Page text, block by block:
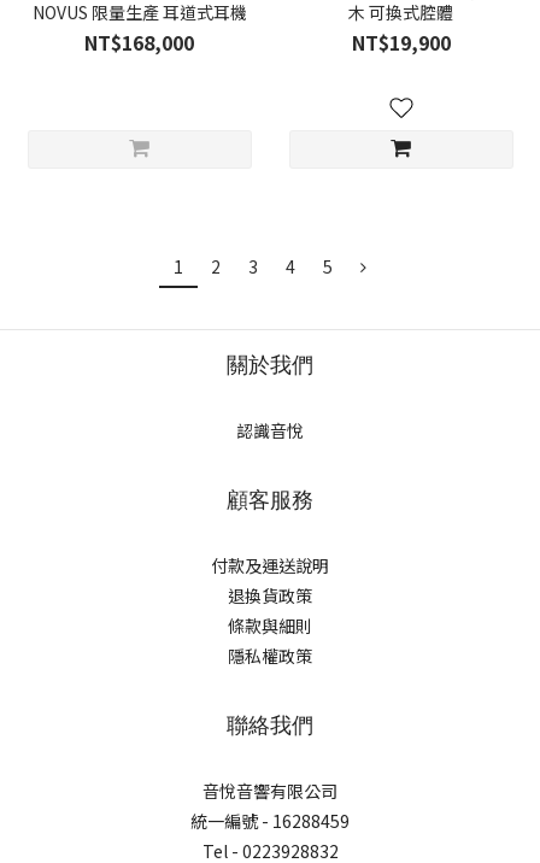
NOVUS 限量生產 耳道式耳機
NT$168,000
木 可換式腔體
NT$19,900
1 2 3 4 5
關於我們
認識音悅
顧客服務
付款及運送說明
退換貨政策
條款與細則
隱私權政策
聯絡我們
音悅音響有限公司
統一編號 - 16288459
Tel - 0223928832